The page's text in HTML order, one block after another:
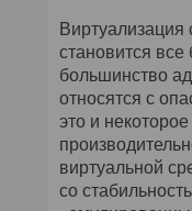
становится
большинство
относятся с
это и
виртуальной
со